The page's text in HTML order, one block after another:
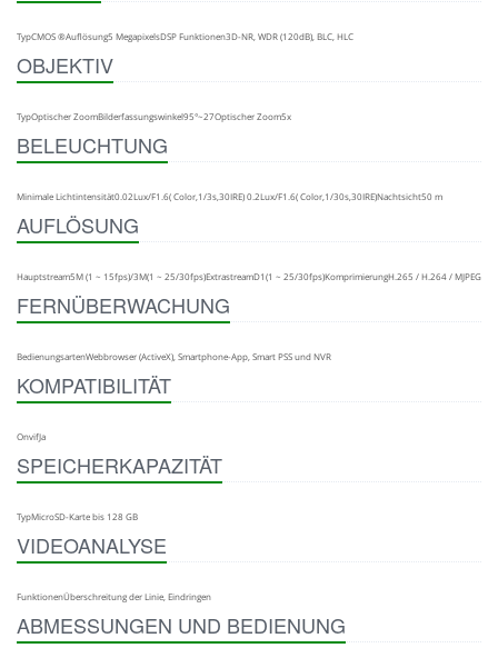
TypCMOS ®Auflösung5 MegapixelsDSP Funktionen3D-NR, WDR (120dB), BLC, HLC
OBJEKTIV
TypOptischer ZoomBilderfassungswinkel95°~27Optischer Zoom5x
BELEUCHTUNG
Minimale Lichtintensität0.02Lux/F1.6( Color,1/3s,30IRE) 0.2Lux/F1.6( Color,1/30s,30IRE)Nachtsicht50 m
AUFLÖSUNG
Hauptstream5M (1 ~ 15fps)/3M(1 ~ 25/30fps)ExtrastreamD1(1 ~ 25/30fps)KomprimierungH.265 / H.264 / MJPEG
FERNÜBERWACHUNG
BedienungsartenWebbrowser (ActiveX), Smartphone-App, Smart PSS und NVR
KOMPATIBILITÄT
OnvifJa
SPEICHERKAPAZITÄT
TypMicroSD-Karte bis 128 GB
VIDEOANALYSE
FunktionenÜberschreitung der Linie, Eindringen
ABMESSUNGEN UND BEDIENUNG